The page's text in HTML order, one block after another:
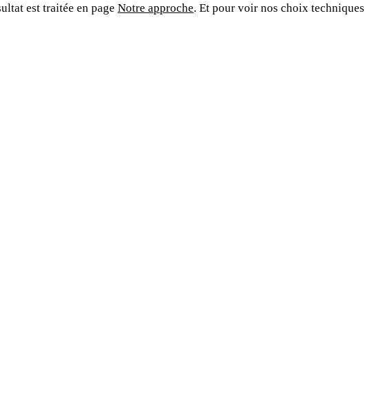
est traitée en page Notre approche. Et pour voir nos choix techniques